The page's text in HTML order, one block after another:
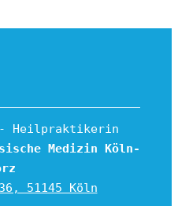
Heilpraktikerin
Medizin Köln-
51145 Köln